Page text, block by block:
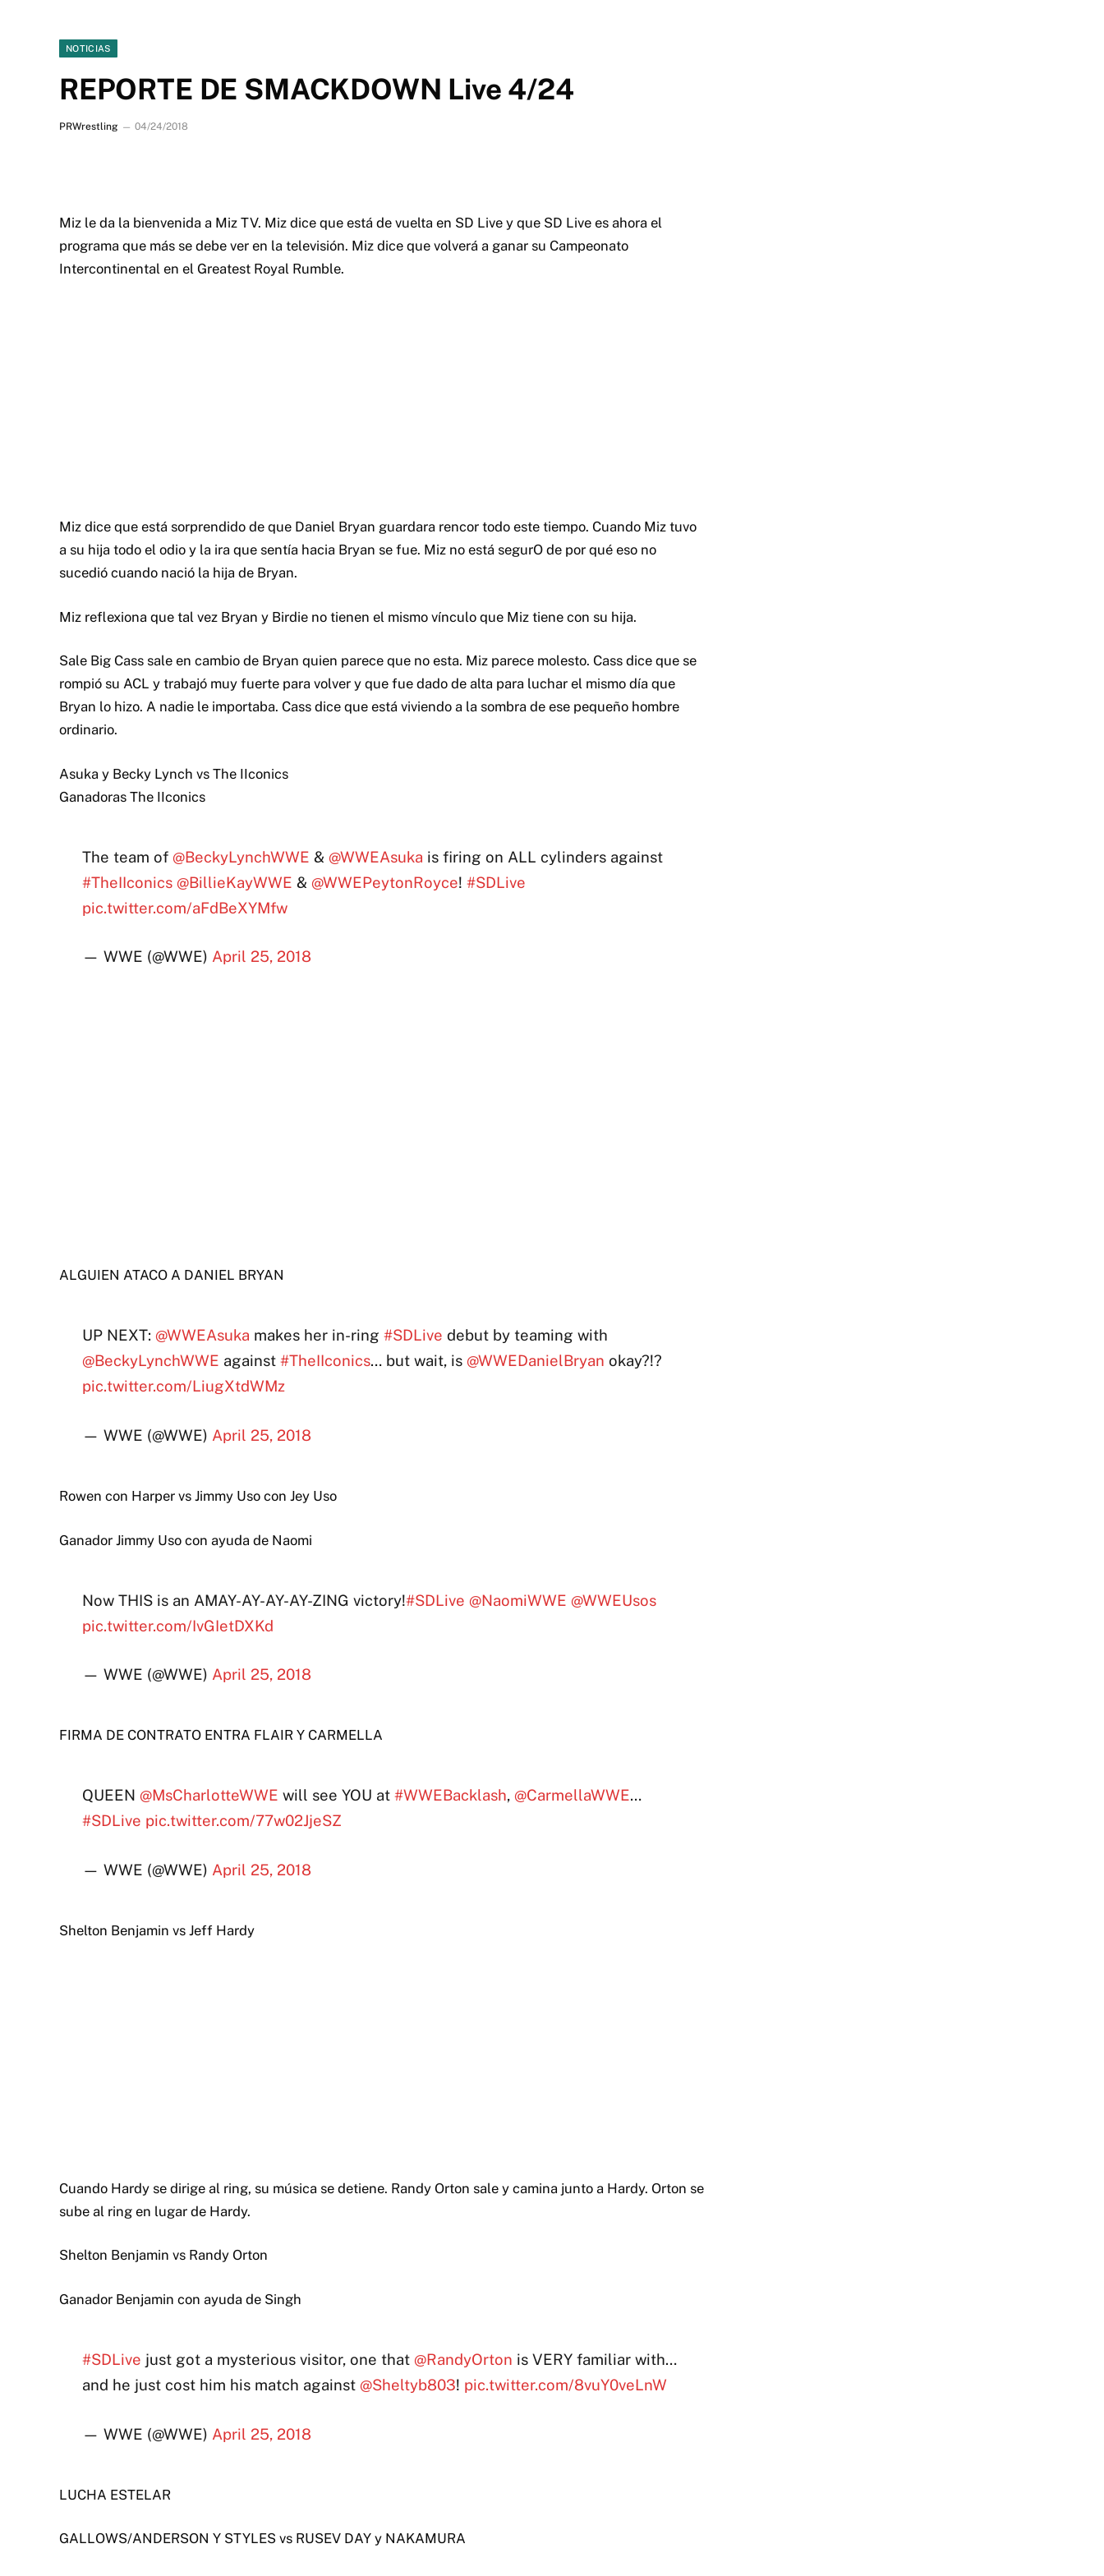
NOTICIAS
REPORTE DE SMACKDOWN Live 4/24
PRWrestling 04/24/2018
Miz le da la bienvenida a Miz TV. Miz dice que está de vuelta en SD Live y que SD Live es ahora el
programa que más se debe ver en la televisión. Miz dice que volverá a ganar su Campeonato
Intercontinental en el Greatest Royal Rumble.
Miz dice que está sorprendido de que Daniel Bryan guardara rencor todo este tiempo. Cuando Miz tuvo
a su hija todo el odio y la ira que sentía hacia Bryan se fue. Miz no está segurO de por qué eso no
sucedió cuando nació la hija de Bryan.
Miz reflexiona que tal vez Bryan y Birdie no tienen el mismo vínculo que Miz tiene con su hija.
Sale Big Cass sale en cambio de Bryan quien parece que no esta. Miz parece molesto. Cass dice que se
rompió su ACL y trabajó muy fuerte para volver y que fue dado de alta para luchar el mismo día que
Bryan lo hizo. A nadie le importaba. Cass dice que está viviendo a la sombra de ese pequeño hombre
ordinario.
Asuka y Becky Lynch vs The IIconics
Ganadoras The IIconics
The team of @BeckyLynchWWE & @WWEAsuka is firing on ALL cylinders against
#TheIIconics @BillieKayWWE & @WWEPeytonRoyce! #SDLive
pic.twitter.com/aFdBeXYMfw
— WWE (@WWE) April 25, 2018
ALGUIEN ATACO A DANIEL BRYAN
UP NEXT: @WWEAsuka makes her in-ring #SDLive debut by teaming with
@BeckyLynchWWE against #TheIIconics… but wait, is @WWEDanielBryan okay?!?
pic.twitter.com/LiugXtdWMz
— WWE (@WWE) April 25, 2018
Rowen con Harper vs Jimmy Uso con Jey Uso
Ganador Jimmy Uso con ayuda de Naomi
Now THIS is an AMAY-AY-AY-AY-ZING victory!#SDLive @NaomiWWE @WWEUsos
pic.twitter.com/IvGIetDXKd
— WWE (@WWE) April 25, 2018
FIRMA DE CONTRATO ENTRA FLAIR Y CARMELLA
QUEEN @MsCharlotteWWE will see YOU at #WWEBacklash, @CarmellaWWE…
#SDLive pic.twitter.com/77w02JjeSZ
— WWE (@WWE) April 25, 2018
Shelton Benjamin vs Jeff Hardy
Cuando Hardy se dirige al ring, su música se detiene. Randy Orton sale y camina junto a Hardy. Orton se
sube al ring en lugar de Hardy.
Shelton Benjamin vs Randy Orton
Ganador Benjamin con ayuda de Singh
#SDLive just got a mysterious visitor, one that @RandyOrton is VERY familiar with…
and he just cost him his match against @Sheltyb803! pic.twitter.com/8vuY0veLnW
— WWE (@WWE) April 25, 2018
LUCHA ESTELAR
GALLOWS/ANDERSON Y STYLES vs RUSEV DAY y NAKAMURA